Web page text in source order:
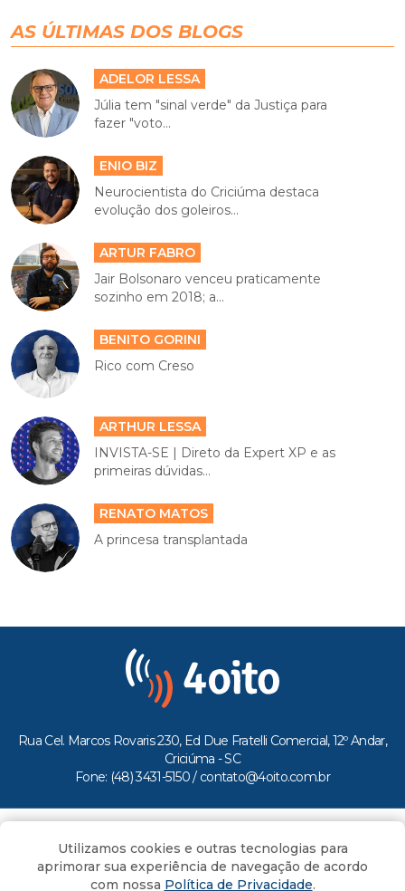
AS ÚLTIMAS DOS BLOGS
ADELOR LESSA
Júlia tem "sinal verde" da Justiça para
fazer "voto...
ENIO BIZ
Neurocientista do Criciúma destaca
evolução dos goleiros...
ARTUR FABRO
Jair Bolsonaro venceu praticamente
sozinho em 2018; a...
BENITO GORINI
Rico com Creso
ARTHUR LESSA
INVISTA-SE | Direto da Expert XP e as
primeiras dúvidas...
RENATO MATOS
A princesa transplantada
Rua Cel. Marcos Rovaris 230, Ed Due Fratelli Comercial, 12º Andar,
Criciúma - SC
Fone: (48) 3431-5150 / contato@4oito.com.br
Todos os direitos reservados ao Portal 4oito
Utilizamos cookies e outras tecnologias para
aprimorar sua experiência de navegação de acordo
com nossa Política de Privacidade.